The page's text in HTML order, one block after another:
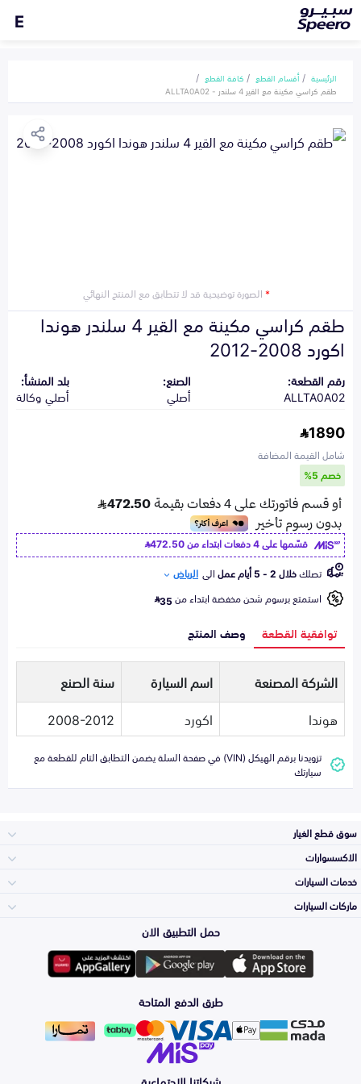
E
الرئيسية أقسام القطع
كافة القطع
طقم كراسي مكينة مع القير 4 سلندر - ALLTA0A02
*الصورة توضيحية قد لا تتطابق مع المنتج النهائي
طقم كراسي مكينة مع القير 4 سلندر هوندا
اكورد 2008-2012
رقم القطعة:
ALLTA0A02
الصنع:
أصلي
بلد المنشأ:
أصلي وكالة
1890
شامل القيمة المضافة
خصم 5%
قسّمها على 4 دفعات ابتداء من
472.50
تصلكخلال 2 - 5 أيام عمل الى الرياض
استمتع برسوم شحن مخفضة ابتداء من35
توافقية القطعة وصف المنتج
الشركة المصنعة اسم السيارة
سنة الصنع
هوندا
اكورد 2008-2012
تزويدنا برقم الهيكل (VIN) في صفحة السلة يضمن التطابق التام للقطعة مع
سيارتك
سوق قطع الغيار
المكائن، القيرات
وملحقاتها
الشمعات
والاصطبات (الاضاءة)
الفرامل والأقمشة
الاكسسوارات
لوازم الرحلات
اكسسوارات العناية
خدمات السيارات
الأكثر مبيعاً
التلميع والعناية
ماركات السيارات
تويوتا
هيونداي
حمل التطبيق الان
طرق الدفع المتاحة